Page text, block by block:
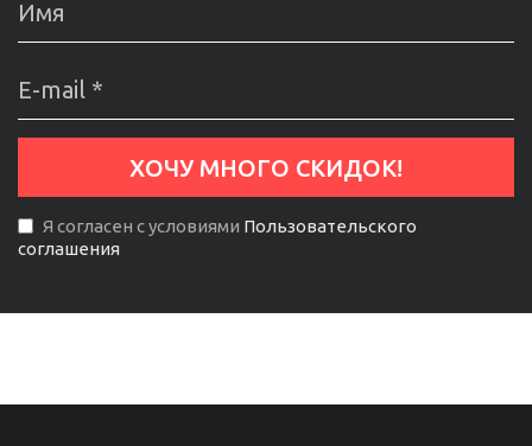
Я согласен с условиями Пользовательского
соглашения